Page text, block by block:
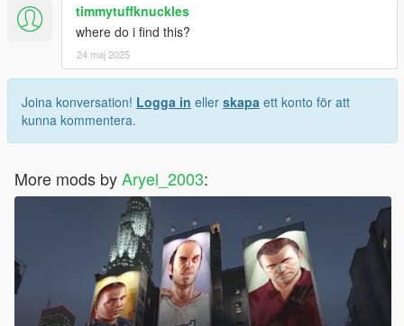
timmytuffknuckles
where do i find this?
24 maj 2025
Joina konversation! Logga in eller skapa ett konto för att
kunna kommentera.
More mods byAryel_2003: